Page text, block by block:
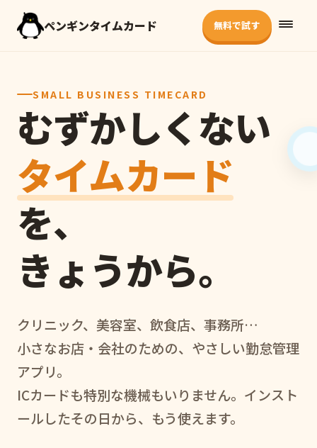
ペンギンタイムカード 無料で試す
SMALL BUSINESS TIMECARD
むずかしくない
タイムカード
を、
きょうから。
クリニック、美容室、飲食店、事務所…
小さなお店・会社のための、やさしい勤怠管理
アプリ。
ICカードも特別な機械もいりません。インスト
ールしたその日から、もう使えます。